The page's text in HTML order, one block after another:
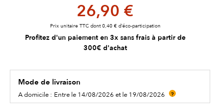
26,90 €
Prix unitaire TTC dont 0,40 € d’éco-participation
Profitez d'un paiement en 3x sans frais à partir de
300€ d'achat
Mode de livraison
A domicile : Entre le 14/08/2026 et le 19/08/2026 ?